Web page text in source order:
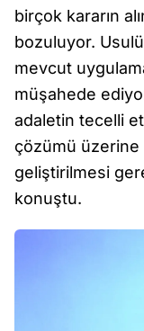
birçok kararın
bozuluyor.
mevcut
müşahede
adaletin tecelli
çözümü
geliştirilmesi
konuştu.